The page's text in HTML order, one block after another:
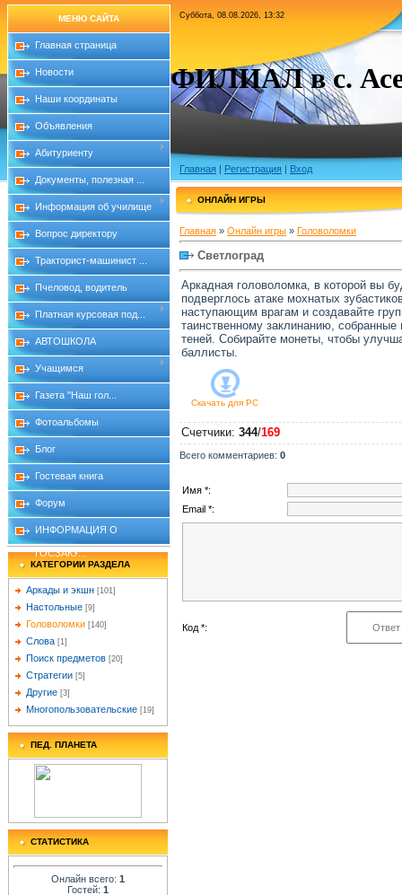
МЕНЮ САЙТА
Главная страница
Новости
Наши координаты
Объявления
Абитуриенту
Документы, полезная ...
Информация об училище
Вопрос директору
Тракторист-машинист ...
Пчеловод, водитель
Платная курсовая под...
АВТОШКОЛА
Учащимся
Газета "Наш гол...
Фотоальбомы
Блог
Гостевая книга
Форум
ИНФОРМАЦИЯ О
ГОСЗАКУ...
КАТЕГОРИИ РАЗДЕЛА
Аркады и экшн [101]
Настольные [9]
Головоломки [140]
Слова [1]
Поиск предметов [20]
Стратегии [5]
Другие [3]
Многопользовательские [19]
ПЕД. ПЛАНЕТА
СТАТИСТИКА
Онлайн всего: 1
Гостей: 1
Суббота, 08.08.2026, 13:32
ФИЛИАЛ в с.
Главная | Регистрация | Вход
ОНЛАЙН ИГРЫ
Главная » Онлайн игры » Головоломки
Светлоград
Аркадная головоломка, в которой вы
подверглось атаке мохнатых
наступающим врагам и создавайте
таинственному заклинанию,
теней. Собирайте монеты, чтобы
баллисты.
Скачать для PC
Счетчики: 344/169
Всего комментариев: 0
Имя *:
Email *:
Код *: